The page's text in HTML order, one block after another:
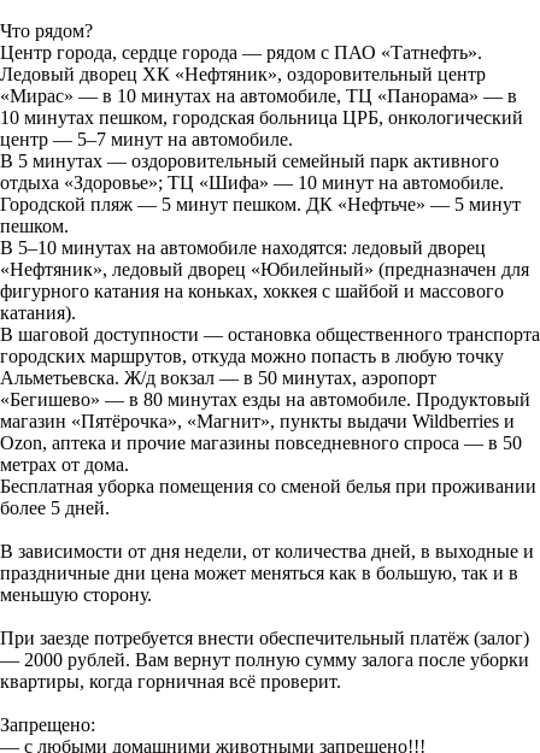
Что рядом?
Центр города, сердце города — рядом с ПАО «Татнефть».
Ледовый дворец ХК «Нефтяник», оздоровительный центр
«Мирас» — в 10 минутах на автомобиле, ТЦ «Панорама» — в
10 минутах пешком, городская больница ЦРБ, онкологический
центр — 5–7 минут на автомобиле.
В 5 минутах — оздоровительный семейный парк активного
отдыха «Здоровье»; ТЦ «Шифа» — 10 минут на автомобиле.
Городской пляж — 5 минут пешком. ДК «Нефтьче» — 5 минут
пешком.
В 5–10 минутах на автомобиле находятся: ледовый дворец
«Нефтяник», ледовый дворец «Юбилейный» (предназначен для
фигурного катания на коньках, хоккея с шайбой и массового
катания).
В шаговой доступности — остановка общественного транспорта
городских маршрутов, откуда можно попасть в любую точку
Альметьевска. Ж/д вокзал — в 50 минутах, аэропорт
«Бегишево» — в 80 минутах езды на автомобиле. Продуктовый
магазин «Пятёрочка», «Магнит», пункты выдачи Wildberries и
Ozon, аптека и прочие магазины повседневного спроса — в 50
метрах от дома.
Бесплатная уборка помещения со сменой белья при проживании
более 5 дней.
В зависимости от дня недели, от количества дней, в выходные и
праздничные дни цена может меняться как в большую, так и в
меньшую сторону.
При заезде потребуется внести обеспечительный платёж (залог)
— 2000 рублей. Вам вернут полную сумму залога после уборки
квартиры, когда горничная всё проверит.
Запрещено:
— с любыми домашними животными запрещено!!!